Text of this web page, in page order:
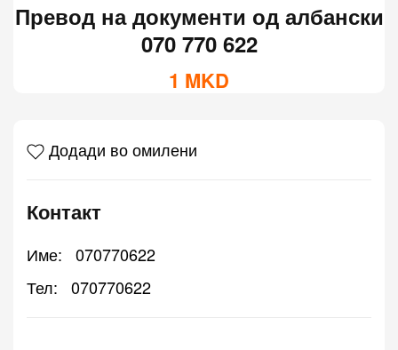
Превод на документи од албански
070 770 622
1 MKD
Додади во омилени
Контакт
Име:
070770622
Тел:
070770622